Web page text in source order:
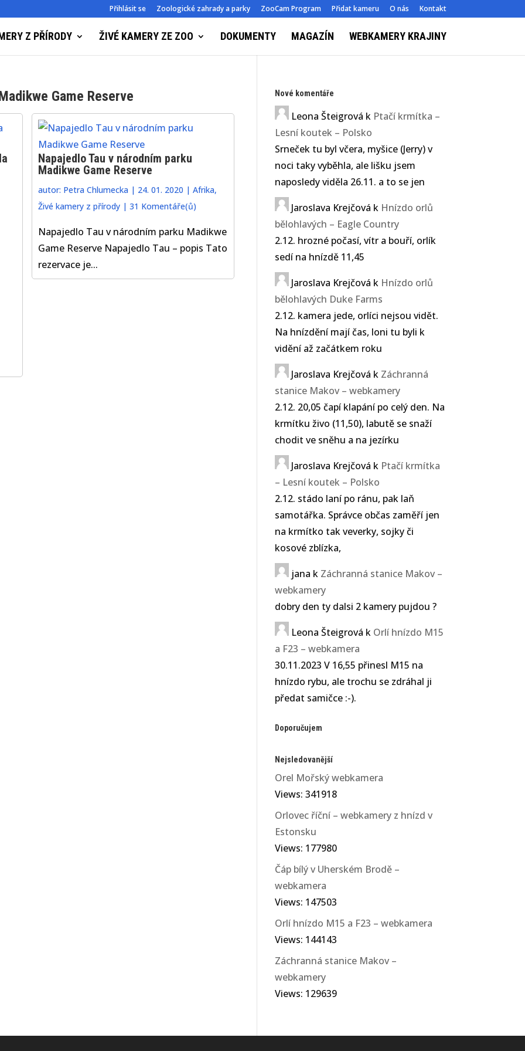
Přihlásit se Zoologické zahrady a parky ZooCam Program Přidat kameru O nás Kontakt
Z PŘÍRODY ŽIVÉ KAMERY ZE ZOO DOKUMENTY MAGAZÍN WEBKAMERY KRAJINY
Game Reserve
Napajedlo Tau v národním parku
Madikwe Game Reserve
autor: Petra Chlumecka| 24. 01. 2020 | Afrika,
Živé kamery z přírody| 31 Komentáře(ů)
Napajedlo Tau v národním parku Madikwe
Game Reserve Napajedlo Tau – popis Tato
rezervace je...
Nové komentáře
Leona Šteigrová k Ptačí krmítka –
Lesní koutek – Polsko
Srneček tu byl včera, myšice (Jerry) v
noci taky vyběhla, ale lišku jsem
naposledy viděla 26.11. a to se jen
Jaroslava Krejčová k Hnízdo orlů
bělohlavých – Eagle Country
2.12. hrozné počasí, vítr a bouří, orlík
sedí na hnízdě 11,45
Jaroslava Krejčová k Hnízdo orlů
bělohlavých Duke Farms
2.12. kamera jede, orlíci nejsou vidět.
Na hnízdění mají čas, loni tu byli k
vidění až začátkem roku
Jaroslava Krejčová k Záchranná
stanice Makov – webkamery
2.12. 20,05 čapí klapání po celý den. Na
krmítku živo (11,50), labutě se snaží
chodit ve sněhu a na jezírku
Jaroslava Krejčová k Ptačí krmítka
– Lesní koutek – Polsko
2.12. stádo laní po ránu, pak laň
samotářka. Správce občas zaměří jen
na krmítko tak veverky, sojky či
kosové zblízka,
jana k Záchranná stanice Makov –
webkamery
dobry den ty dalsi 2 kamery pujdou ?
Leona Šteigrová k Orlí hnízdo M15
a F23 – webkamera
30.11.2023 V 16,55 přinesl M15 na
hnízdo rybu, ale trochu se zdráhal ji
předat samičce :-).
Doporučujem
Nejsledovanější
Orel Mořský webkamera
Views: 341918
Orlovec říční – webkamery z hnízd v
Estonsku
Views: 177980
Čáp bílý v Uherském Brodě –
webkamera
Views: 147503
Orlí hnízdo M15 a F23 – webkamera
Views: 144143
Záchranná stanice Makov –
webkamery
Views: 129639